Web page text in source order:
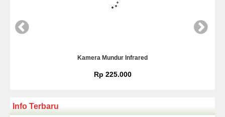
Kamera Mundur Infrared
Rp 225.000
Info Terbaru